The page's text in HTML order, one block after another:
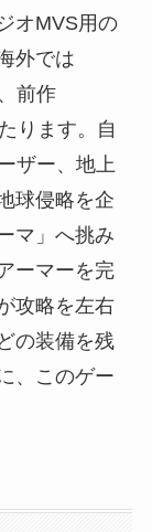
オMVS用の
外では
前作
ります。自
ザー、地上
球侵略を企
マ」へ挑み
ーマーを完
攻略を左右
の装備を残
、このゲー